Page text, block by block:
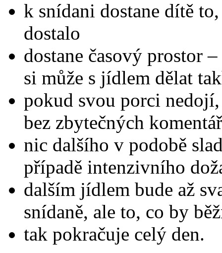
k snídani dostane dítě
dostalo
dostane časový prostor
si může s jídlem dělat
pokud svou porci
bez zbytečných
nic dalšího v podobě
případě intenzivního
dalším jídlem bude až
snídaně, ale to, co by
tak pokračuje celý den.